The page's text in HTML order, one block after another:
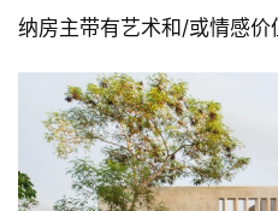
纳房主带有艺术和/或情感价